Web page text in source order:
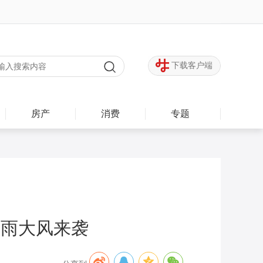
下载客户端
房产 消费 专题
大风来袭